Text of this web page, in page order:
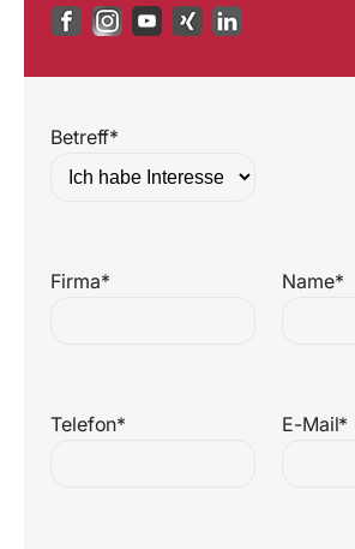
Betreff*
Firma* Name*
Telefon* E-Mail*